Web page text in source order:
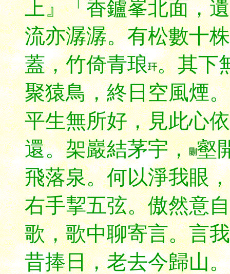
上』「香鑪峯北面，
流亦潺潺。有松數十
蓋，竹倚青琅 。其下
聚猿鳥，終日空風煙
平生無所好，見此心
還。架巖結茅宇， 壑
飛落泉。何以淨我眼
右手挈五弦。傲然意
歌，歌中聊寄言。言
昔捧日，老去今歸山